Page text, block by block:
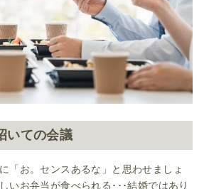
いての会議
「お。センスあるな」と思わせましょ
いお弁当が食べられる･･･結婚ではあり